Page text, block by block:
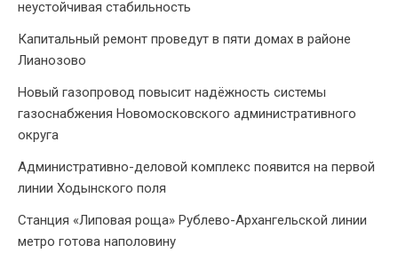
неустойчивая стабильность
Капитальный ремонт проведут в пяти домах в районе
Лианозово
Новый газопровод повысит надёжность системы
газоснабжения Новомосковского административного
округа
Административно-деловой комплекс появится на первой
линии Ходынского поля
Станция «Липовая роща» Рублево-Архангельской линии
метро готова наполовину